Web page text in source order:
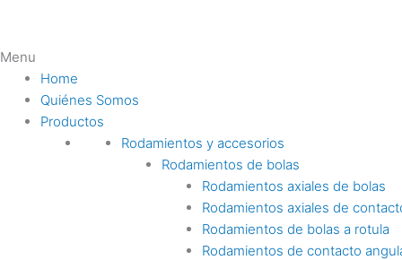
Menu
Home
Quiénes Somos
Productos
Rodamientos y accesorios
Rodamientos de bolas
Rodamientos axiales de bolas
Rodamientos axiales de
Rodamientos de bolas a rotula
Rodamientos de contacto